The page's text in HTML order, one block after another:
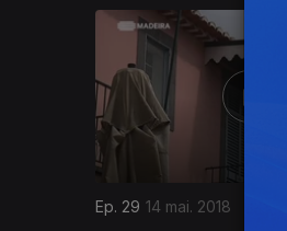
Ep. 29 14 mai. 2018
343116